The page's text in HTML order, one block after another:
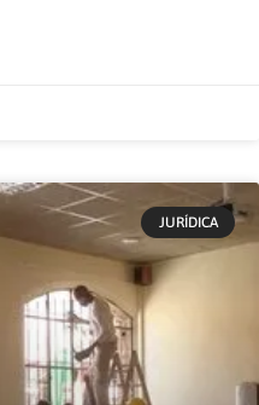
JURÍDICA